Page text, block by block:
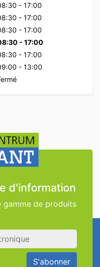
- 17:00
- 17:00
- 17:00
- 17:00
- 17:00
- 13:00
d'information
gamme de produits
S'abonner